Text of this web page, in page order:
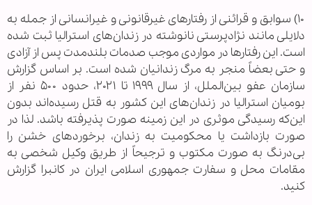
۱۰) سوابق و قرائنی از رفتارهای غیرقانونی و غیرانسانی از جمله به
دلایلی مانند نژادپرستی نانوشته در زندان‌های استرالیا ثبت شده
است. این رفتارها در مواردی موجب صدمات بلندمدت پس از آزادی
و حتی بعضاً منجر به مرگ زندانیان شده است. بر اساس گزارش
سازمان عفو بین‌الملل، از سال ۱۹۹۹ تا ۲۰۲۱، حدود ۵۰۰ نفر از
بومیان استرالیا در زندان‌های این کشور به قتل رسیده‌اند بدون
این‌که رسیدگی موثری در این زمینه صورت پذیرفته باشد. لذا در
صورت بازداشت یا محکومیت به زندان، برخوردهای خشن را
بی‌درنگ به صورت مکتوب و ترجیحاً از طریق وکیل شخصی به
مقامات محل و سفارت جمهوری اسلامی ایران در کانبرا گزارش
کنید.